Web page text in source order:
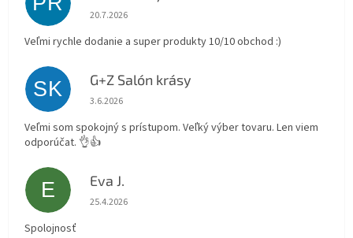
Hodnotenie obchodu je 5 z 5 hviezdičiek.
20.7.2026
Veľmi rychle dodanie a super produkty 10/10 obchod :)
SK G+Z Salón krásy
Hodnotenie obchodu je 5 z 5 hviezdičiek.
3.6.2026
Veľmi som spokojný s prístupom. Veľký výber tovaru. Len viem
odporúčat. 👌👍
E Eva J.
Hodnotenie obchodu je 5 z 5 hviezdičiek.
25.4.2026
Spolojnosť